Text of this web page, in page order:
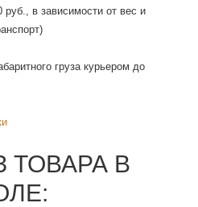
руб., в зависимости от вес и
груза курьером до
В